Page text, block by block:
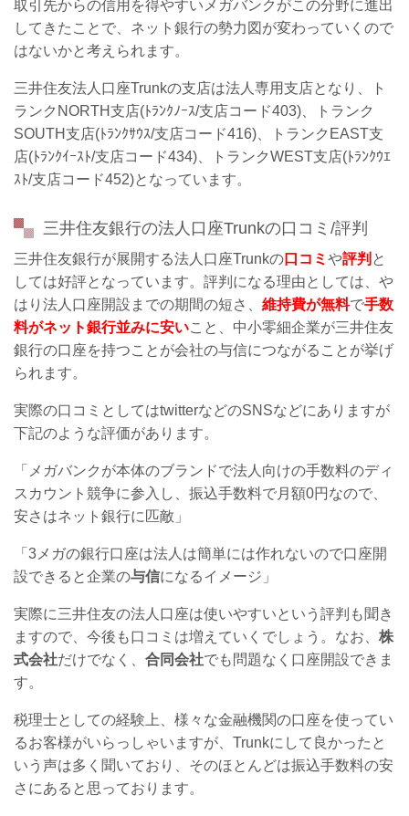
取引先からの信用を得やすいメガバンクがこの分野に進出
してきたことで、ネット銀行の勢力図が変わっていくので
はないかと考えられます。
三井住友法人口座Trunkの支店は法人専用支店となり、ト
ランクNORTH支店(ﾄﾗﾝｸﾉｰｽ/支店コード403)、トランク
SOUTH支店(ﾄﾗﾝｸｻｳｽ/支店コード416) 、トランクEAST支
店(ﾄﾗﾝｸｲｰｽﾄ/支店コード434) 、トランクWEST支店(ﾄﾗﾝｸｳｴ
ｽﾄ/支店コード452)となっています。
三井住友銀行の法人口座Trunkの口コミ/評判
三井住友銀行が展開する法人口座Trunkの口コミ や評判 と
しては好評となっています。評判になる理由としては、や
はり法人口座開設までの期間の短さ、 維持費が無料で手数
料がネット銀行並みに安いこと、中小零細企業が三井住友
銀行の口座を持つことが会社の与信につながることが挙げ
られます。
実際の口コミとしてはtwitterなどのSNSなどにありますが
下記のような評価があります。
「メガバンクが本体のブランドで法人向けの手数料のディ
スカウント競争に参入し、振込手数料で月額0円なので、
安さはネット銀行に匹敵」
「3メガの銀行口座は法人は簡単には作れないので口座開
設できると企業の与信になるイメージ」
実際に三井住友の法人口座は使いやすいという評判も聞き
ますので、今後も口コミは増えていくでしょう。なお、 株
式会社だけでなく、 合同会社でも問題なく口座開設できま
す。
税理士としての経験上、様々な金融機関の口座を使ってい
るお客様がいらっしゃいますが、Trunkにして良かったと
いう声は多く聞いており、そのほとんどは振込手数料の安
さにあると思っております。